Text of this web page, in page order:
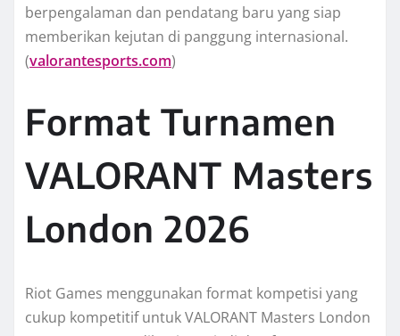
berpengalaman dan pendatang baru yang siap
memberikan kejutan di panggung internasional.
(valorantesports.com)
Format Turnamen
VALORANT Masters
London 2026
Riot Games menggunakan format kompetisi yang
cukup kompetitif untuk VALORANT Masters London